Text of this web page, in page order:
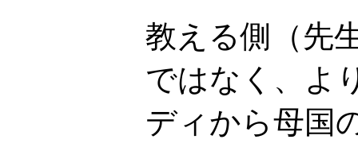
教える側（先
ではなく、よ
ディから母国